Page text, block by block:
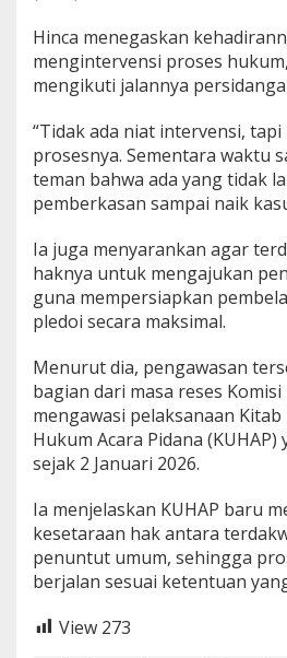
Hinca menegaskan
mengintervensi proses
mengikuti jalannya
“Tidak ada niat intervensi,
prosesnya. Sementara waktu
teman bahwa ada yang tidak
pemberkasan sampai naik
Ia juga menyarankan agar
haknya untuk mengajukan
guna mempersiapkan
pledoi secara maksimal.
Menurut dia, pengawasan
bagian dari masa reses
mengawasi pelaksanaan
Hukum Acara Pidana
sejak 2 Januari 2026.
Ia menjelaskan KUHAP baru
kesetaraan hak antara
penuntut umum, sehingga
berjalan sesuai ketentuan
View 273